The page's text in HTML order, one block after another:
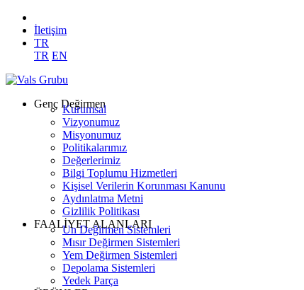
İletişim
TR
TR EN
Genç Değirmen
Kurumsal
Vizyonumuz
Misyonumuz
Politikalarımız
Değerlerimiz
Bilgi Toplumu Hizmetleri
Kişisel Verilerin Korunması Kanunu
Aydınlatma Metni
Gizlilik Politikası
FAALİYET ALANLARI
Un Değirmen Sistemleri
Mısır Değirmen Sistemleri
Yem Değirmen Sistemleri
Depolama Sistemleri
Yedek Parça